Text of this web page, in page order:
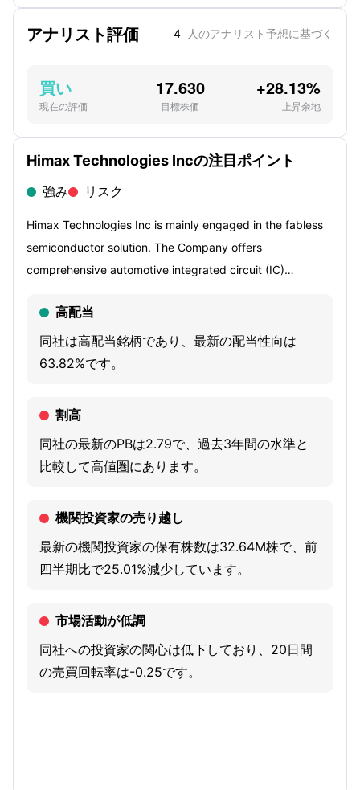
Himax Technologies Incの注目ポイント
強み リスク
Himax Technologies Inc is mainly engaged in the fabless
semiconductor solution. The Company offers
comprehensive automotive integrated circuit (IC)
display driver integration, large touch and display driver
integration and local dimming timing controllers. The
Company's principal product lines include display drivers
and application specific integrated circuit (ASIC) service,
liquid crystal on silicon (LCOS) and micro-electro
complementary metal-oxide-semiconductor (CMOS)
image sensor product, and wafer level optics products.
高配当
同社は高配当銘柄であり、最新の配当性向は
63.82%です。
割高
同社の最新のPBは2.79で、過去3年間の水準と
比較して高値圏にあります。
機関投資家の売り越し
最新の機関投資家の保有株数は32.64M株で、前
四半期比で25.01%減少しています。
市場活動が低調
同社への投資家の関心は低下しており、20日間
の売買回転率は-0.25です。
アナリスト評価 4 人のアナリスト予想に基づく
買い
現在の評価
17.630
目標株価
+28.13%
上昇余地